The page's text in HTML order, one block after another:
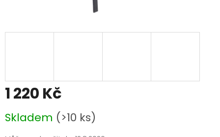
1 220 Kč
cena:
Skladem (>10 ks)